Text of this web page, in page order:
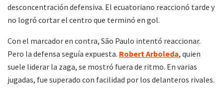
desconcentración defensiva. El ecuatoriano reaccionó tarde y
no logró cortar el centro que terminó en gol.
Con el marcador en contra, São Paulo intentó reaccionar.
Pero la defensa seguía expuesta. Robert Arboleda, quien
suele liderar la zaga, se mostró fuera de ritmo. En varias
jugadas, fue superado con facilidad por los delanteros rivales.